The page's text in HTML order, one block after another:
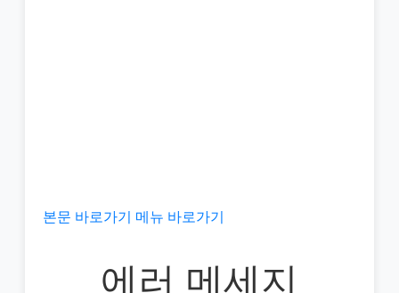
본문 바로가기 메뉴 바로가기
에러 메세지